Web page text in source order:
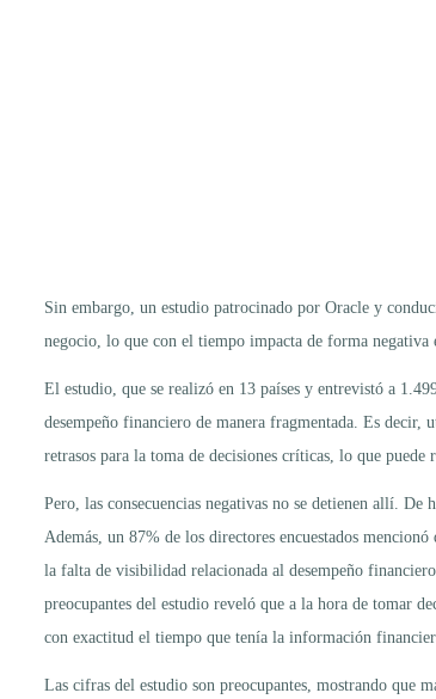
Sin embargo, un estudio patrocinado por Oracle y
negocio, lo que con el tiempo impacta de forma negativa
El estudio, que se realizó en 13 países y entrevistó a
desempeño financiero de manera fragmentada. Es decir,
retrasos para la toma de decisiones críticas, lo que puede
Pero, las consecuencias negativas no se detienen allí.
Además, un 87% de los directores encuestados
la falta de visibilidad relacionada al desempeño
preocupantes del estudio reveló que a la hora de tomar
con exactitud el tiempo que tenía la información
Las cifras del estudio son preocupantes, mostrando que